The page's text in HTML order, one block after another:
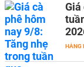
Giá
HÀNG